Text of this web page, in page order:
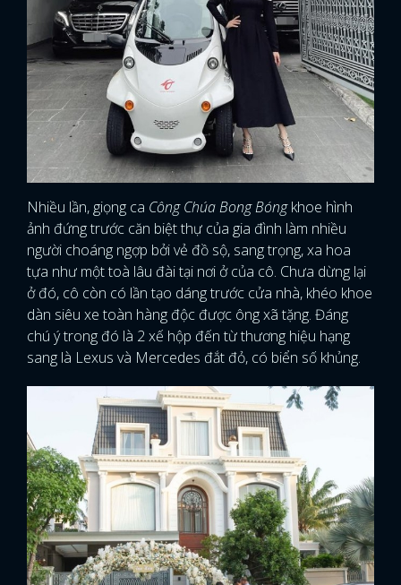
Nhiều lần, giọng ca Công Chúa Bong Bóngkhoe hình
ảnh đứng trước căn biệt thự của gia đình làm nhiều
người choáng ngợp bởi vẻ đồ sộ, sang trọng, xa hoa
tựa như một toà lâu đài tại nơi ở của cô. Chưa dừng lại
ở đó, cô còn có lần tạo dáng trước cửa nhà, khéo khoe
dàn siêu xe toàn hàng độc được ông xã tặng. Đáng
chú ý trong đó là 2 xế hộp đến từ thương hiệu hạng
sang là Lexus và Mercedes đắt đỏ, có biển số khủng.